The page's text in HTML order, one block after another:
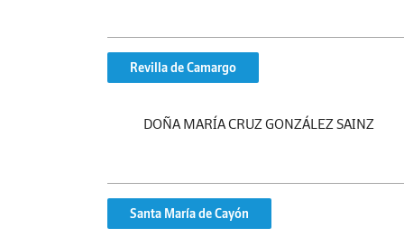
Revilla de Camargo
DOÑA MARÍA CRUZ GONZÁLEZ SAINZ
Santa María de Cayón